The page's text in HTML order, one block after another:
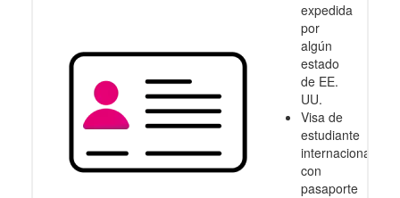
expedida
por
algún
estado
de EE.
UU.
Visa de
estudiante
internacional
con
pasaporte